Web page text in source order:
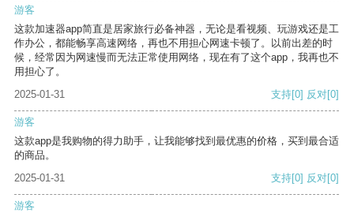
游客
这款加速器app简直是居家旅行必备神器，无论是看视频、玩游戏还是工
作办公，都能畅享高速网络，再也不用担心网速卡顿了。以前出差的时
候，经常因为网速慢而无法正常使用网络，现在有了这个app，我再也不
用担心了。
2025-01-31
支持[0] 反对[0]
游客
这款app是我购物的得力助手，让我能够找到最优惠的价格，买到最合适
的商品。
2025-01-31
支持[0] 反对[0]
游客